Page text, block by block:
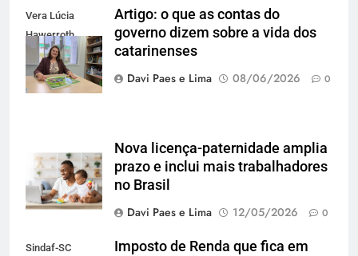
Vera Lúcia
Hawerroth
Santana
Artigo: o que as contas do
governo dizem sobre a vida dos
catarinenses
Davi Paes e Lima
08/06/2026 0
Nova licença-paternidade amplia
prazo e inclui mais trabalhadores
no Brasil
Davi Paes e Lima
12/05/2026 0
Sindaf-SC
Imposto de Renda que fica em